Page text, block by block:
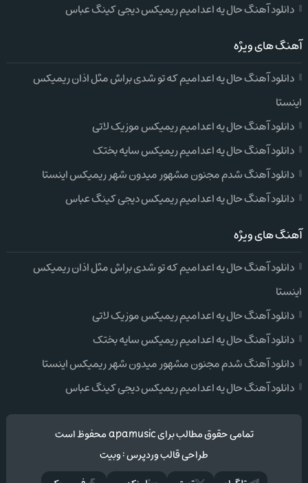
دانلود آهنگ حال یه اعدامیم ریمیکس دیجی کینگ عباس
آهنگ های ویژه
دانلود آهنگ حال یه اعدامیم که تو شدی براش مثل اذان ریمیکس
اینستا
دانلود آهنگ حال یه اعدامیم ریمیکس موزیک لاتی
دانلود آهنگ حال یه اعدامیم ریمیکس سایه بختک
دانلود آهنگ شدم مجنون مشهور میدون شهر ریمیکس اینستا
دانلود آهنگ حال یه اعدامیم ریمیکس دیجی کینگ عباس
آهنگ های ویژه
دانلود آهنگ حال یه اعدامیم که تو شدی براش مثل اذان ریمیکس
اینستا
دانلود آهنگ حال یه اعدامیم ریمیکس موزیک لاتی
دانلود آهنگ حال یه اعدامیم ریمیکس سایه بختک
دانلود آهنگ شدم مجنون مشهور میدون شهر ریمیکس اینستا
دانلود آهنگ حال یه اعدامیم ریمیکس دیجی کینگ عباس
تمامی حقوق مطالب برای apamusic محفوظ است
طراحی قالب وردپرس:وبیت